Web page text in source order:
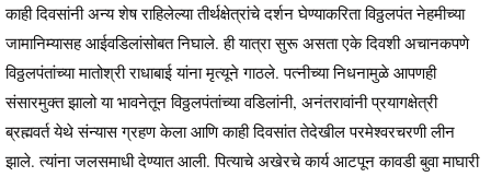
काही दिवसांनी अन्य शेष राहिलेल्या तीर्थक्षेत्रांचे दर्शन घेण्याकरिता विठ्ठलपंत नेहमीच्या
जामानिम्यासह आईवडिलांसोबत निघाले. ही यात्रा सुरू असता एके दिवशी अचानकपणे
विठ्ठलपंतांच्या मातोश्री राधाबाई यांना मृत्यूने गाठले. पत्नीच्या निधनामुळे आपणही
संसारमुक्त झालो या भावनेतून विठ्ठलपंतांच्या वडिलांनी, अनंतरावांनी प्रयागक्षेत्री
ब्रह्मवर्त येथे संन्यास ग्रहण केला आणि काही दिवसांत तेदेखील परमेश्वरचरणी लीन
झाले. त्यांना जलसमाधी देण्यात आली. पित्याचे अखेरचे कार्य आटपून कावडी बुवा माघारी